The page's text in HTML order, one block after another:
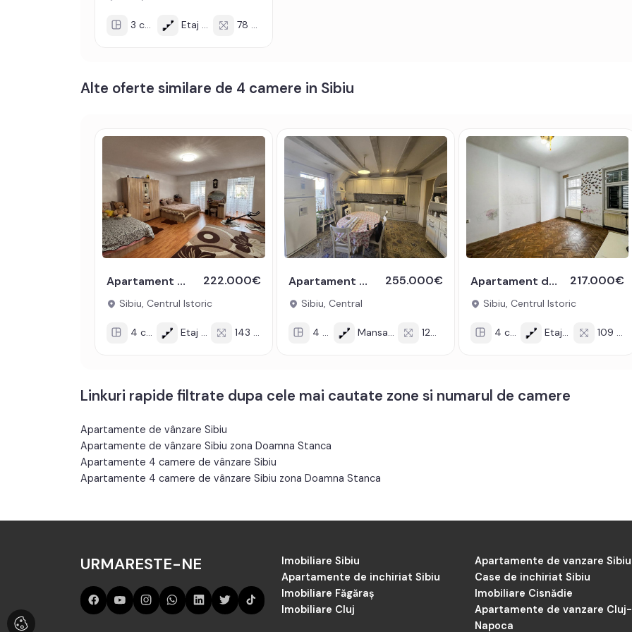
3 cam Etaj 7/6 78 mp
Alte oferte similare de 4 camere in Sibiu
Apartament 4 camere 143mpu singur pe etaj in Centrul Istoric Sibiu 222.000€
Sibiu, Centrul Istoric
4 cam Etaj 2/2 143 mp
Apartament 4 camere 120mpu cu terasa de 12mp in zona Centrala Sibiu 255.000€
Sibiu, Central
4 cam Mansarda/2 120 mp
Apartament de vanzare cu 4 camere 2 bai 109 mp Centrul Istoric Sibiu 217.000€
Sibiu, Centrul Istoric
4 cam Etaj 1/2 109 mp
Linkuri rapide filtrate dupa cele mai cautate zone si numarul de camere
Apartamente de vânzare Sibiu
Apartamente de vânzare Sibiu zona Doamna Stanca
Apartamente 4 camere de vânzare Sibiu
Apartamente 4 camere de vânzare Sibiu zona Doamna Stanca
URMARESTE-NE Imobiliare Sibiu Apartamente de vanzare Sibiu
Apartamente de inchiriat Sibiu
Case de inchiriat Sibiu
Imobiliare Făgăraș
Imobiliare Cisnădie
Imobiliare Cluj
Apartamente de vanzare Cluj-
Napoca